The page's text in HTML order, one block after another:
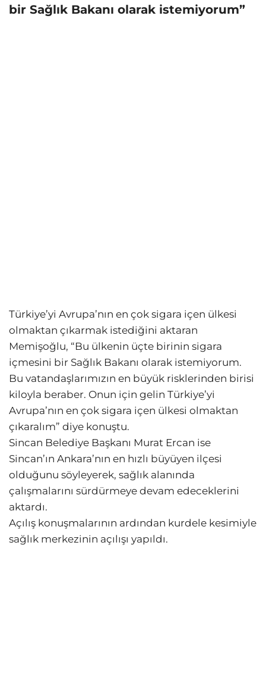
bir Sağlık Bakanı olarak istemiyorum”
Türkiye’yi Avrupa’nın en çok sigara içen ülkesi
olmaktan çıkarmak istediğini aktaran
Memişoğlu, “Bu ülkenin üçte birinin sigara
içmesini bir Sağlık Bakanı olarak istemiyorum.
Bu vatandaşlarımızın en büyük risklerinden birisi
kiloyla beraber. Onun için gelin Türkiye’yi
Avrupa’nın en çok sigara içen ülkesi olmaktan
çıkaralım” diye konuştu.
Sincan Belediye Başkanı Murat Ercan ise
Sincan’ın Ankara’nın en hızlı büyüyen ilçesi
olduğunu söyleyerek, sağlık alanında
çalışmalarını sürdürmeye devam edeceklerini
aktardı.
Açılış konuşmalarının ardından kurdele kesimiyle
sağlık merkezinin açılışı yapıldı.